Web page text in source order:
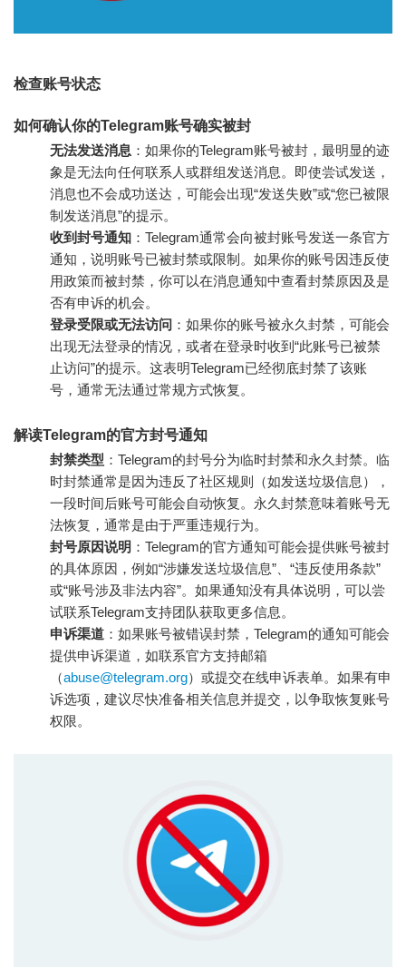
检查账号状态
如何确认你的Telegram账号确实被封
无法发送消息 ：如果你的Telegram账号被封，最明显的迹
象是无法向任何联系人或群组发送消息。即使尝试发送，
消息也不会成功送达，可能会出现“发送失败”或“您已被限
制发送消息”的提示。
收到封号通知 ：Telegram通常会向被封账号发送一条官方
通知，说明账号已被封禁或限制。如果你的账号因违反使
用政策而被封禁，你可以在消息通知中查看封禁原因及是
否有申诉的机会。
登录受限或无法访问 ：如果你的账号被永久封禁，可能会
出现无法登录的情况，或者在登录时收到“此账号已被禁
止访问”的提示。这表明Telegram已经彻底封禁了该账
号，通常无法通过常规方式恢复。
解读Telegram的官方封号通知
封禁类型 ：Telegram的封号分为临时封禁和永久封禁。临
时封禁通常是因为违反了社区规则（如发送垃圾信息），
一段时间后账号可能会自动恢复。永久封禁意味着账号无
法恢复，通常是由于严重违规行为。
封号原因说明 ：Telegram的官方通知可能会提供账号被封
的具体原因，例如“涉嫌发送垃圾信息”、“违反使用条款”
或“账号涉及非法内容”。如果通知没有具体说明，可以尝
试联系Telegram支持团队获取更多信息。
申诉渠道 ：如果账号被错误封禁，Telegram的通知可能会
提供申诉渠道，如联系官方支持邮箱
（abuse@telegram.org）或提交在线申诉表单。如果有申
诉选项，建议尽快准备相关信息并提交，以争取恢复账号
权限。